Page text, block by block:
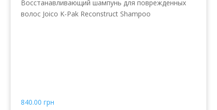
Восстанавливающий шампунь для поврежденных
волос Joico K-Pak Reconstruct Shampoo
840.00 грн